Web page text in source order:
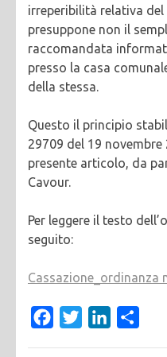
irreperibilità relativa
presuppone non il
raccomandata
presso la casa
della stessa.
Questo il principio
29709 del 19 novembre
presente articolo, da
Cavour.
Per leggere il testo
seguito:
Cassazione_ordinanza
FacebookTwitterLinkedIn